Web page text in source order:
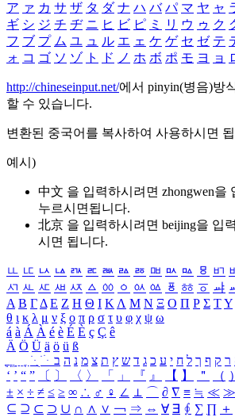
ア ァ カ サ ザ タ ダ ナ ハ バ パ マ ヤ ャ
ギ シ ジ チ ヂ ニ ヒ ビ ピ ミ リ ウ ゥ ク
フ ブ プ ム ユ ュ ル エ ェ ケ ゲ セ ゼ テ
ォ コ ゴ ソ ゾ ト ド ノ ホ ボ ポ モ ヨ ョ
http://chineseinput.net/에서 pinyin(병음)방
할 수 있습니다.
변환된 중국어를 복사하여 사용하시면
예시)
中文 을 입력하시려면 zhongwen을
누르시면됩니다.
北京 을 입력하시려면 beijing을 입
시면 됩니다.
ㅥ ㅦ ㅧ ㅨ ㅩ ㅪ ㅫ ㅬ ㅭ ㅮ ㅯ ㅰ ㅱ ㅲ
ㅺ ㅻ ㅼ ㅽ ㅾ ㅿ ㆀ ㆁ ㆂ ㆃ ㆄ ㆅ ㆆ ㆇ
Α Β ΓΔ Ε Ζ Η Θ Ι ΚΛ Μ Ν Ξ Ο Π Ρ Σ ΤΥ
θ ι κ λ μ ν ξ ο π ρ σ τ υ φ χ ψ ω
á à Á À é è É È ç Ç ê
Ä Ö Ü ä ö ü ß
ִֶֹ ֻּ ׁׂ ר ק ף ך ל ח י ע כ ג ד ש ץ ת צ מ נ ה ב
‘ ’ “ ” 〔 〕 〈 〉 「 」 『 』 【 】 ＂ （ ）
± × ÷ ≠ ≤ ≥ ∞ ∴ ♂ ♀ ∠ ⊥ ⌒ ∂ ∇ ≡ ≒ ≪ ≫
⊆ ⊇ ⊂ ⊃ ∪ ∩ ∧ ∨ ￢ ⇒ ⇔ ∀ ∃ ∮ ∑ ∏ ＋